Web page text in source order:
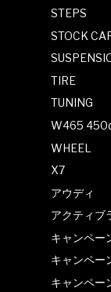
STEPS
STOCK
TIRE
TUNING
W465
WHEEL
X7
アウディ
アクティブ
キャンペー
キャンペー
キャンペー